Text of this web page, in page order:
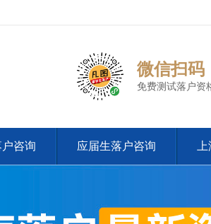
微信扫码
免费测试落户资
咨询 应届生落户咨询